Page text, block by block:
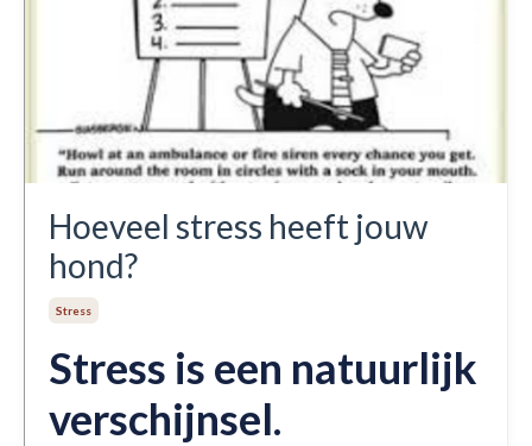
Hoeveel stress heeft jouw
hond?
Stress
Stress is een natuurlijk
verschijnsel.